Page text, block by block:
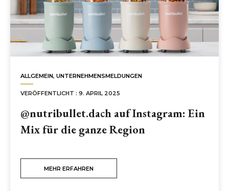
ALLGEMEIN, UNTERNEHMENSMELDUNGEN
VERÖFFENTLICHT : 9. APRIL 2025
@nutribullet.dach auf Instagram: Ein
Mix für die ganze Region
MEHR ERFAHREN